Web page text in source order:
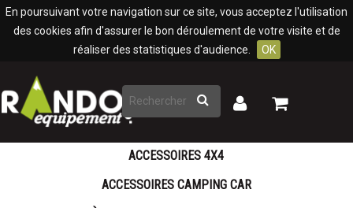
En poursuivant votre navigation sur ce site, vous acceptez l'utilisation
des cookies afin d'assurer le bon déroulement de votre visite et de
réaliser des statistiques d'audience.
OK
Rechercher
Mon
Mon
ACCESSOIRES 4X4
ACCESSOIRES CAMPING CAR
Panneau de gestion des cookies